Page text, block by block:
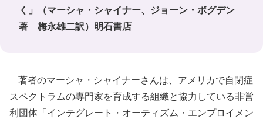
く」（マーシャ・シャイナー、ジョーン・ボグデン
著 梅永雄二訳）明石書店
著者のマーシャ・シャイナーさんは、アメリカで自閉症
スペクトラムの専門家を育成する組織と協力している非営
利団体「インテグレート・オーティズム・エンプロイメン